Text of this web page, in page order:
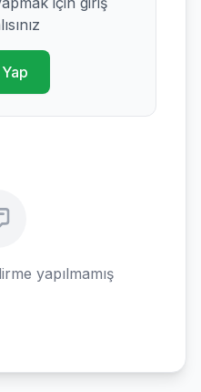
yapılmamış